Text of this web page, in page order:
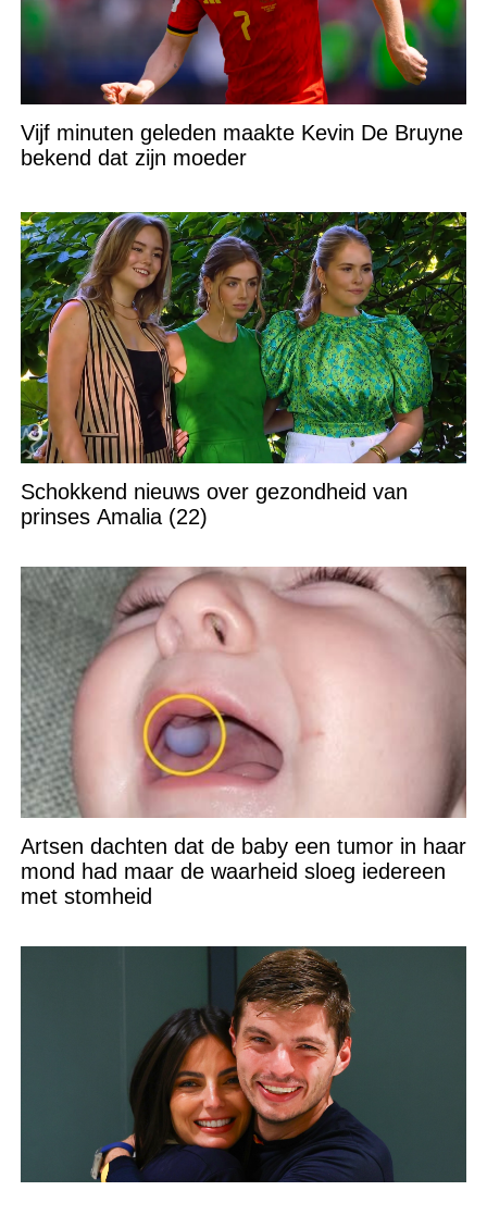
Vijf minuten geleden maakte Kevin De Bruyne
bekend dat zijn moeder
Schokkend nieuws over gezondheid van
prinses Amalia (22)
Artsen dachten dat de baby een tumor in haar
mond had maar de waarheid sloeg iedereen
met stomheid